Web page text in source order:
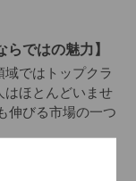
らではの魅力】
域ではトップクラ
はほとんどいませ
伸びる市場の一つ
多様な疾患に対
の売った製品で